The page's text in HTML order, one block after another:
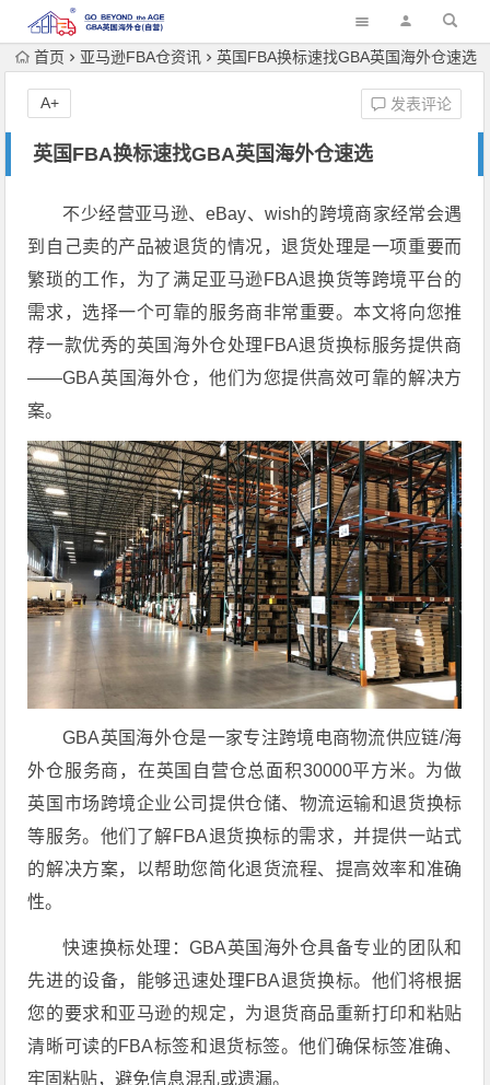
首页 亚马逊FBA仓资讯 英国FBA换标速找GBA英国海外仓速选
英国FBA换标速找GBA英国海外仓速选
发表评论
A+
不少经营亚马逊、eBay、wish的跨境商家经常会遇
到自己卖的产品被退货的情况，退货处理是一项重要而
繁琐的工作，为了满足亚马逊FBA退换货等跨境平台的
需求，选择一个可靠的服务商非常重要。本文将向您推
荐一款优秀的英国海外仓处理FBA退货换标服务提供商
——GBA英国海外仓，他们为您提供高效可靠的解决方
案。
GBA英国海外仓是一家专注跨境电商物流供应链/海
外仓服务商，在英国自营仓总面积30000平方米。为做
英国市场跨境企业公司提供仓储、物流运输和退货换标
等服务。他们了解FBA退货换标的需求，并提供一站式
的解决方案，以帮助您简化退货流程、提高效率和准确
性。
快速换标处理：GBA英国海外仓具备专业的团队和
先进的设备，能够迅速处理FBA退货换标。他们将根据
您的要求和亚马逊的规定，为退货商品重新打印和粘贴
清晰可读的FBA标签和退货标签。他们确保标签准确、
牢固粘贴，避免信息混乱或遗漏。